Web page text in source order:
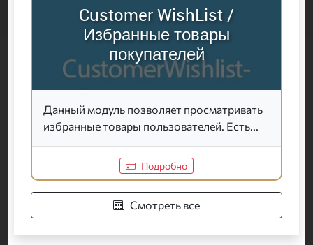
Customer WishList /
Избранные товары
покупателей
Данный модуль позволяет просматривать
избранные товары пользователей. Есть...
Подробно
Смотреть все